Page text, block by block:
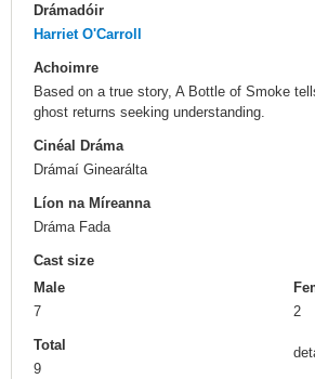
Drámadóir
Harriet O'Carroll
Achoimre
Based on a true story, A Bottle of Smoke
ghost returns seeking understanding.
Cinéal Dráma
Drámaí Ginearálta
Líon na Míreanna
Dráma Fada
Cast size
Male
7
2
Total
9